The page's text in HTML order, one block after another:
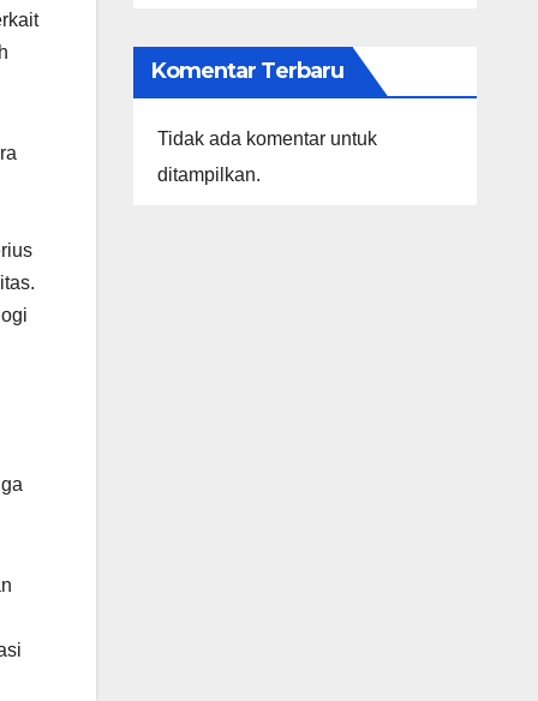
Komentar Terbaru
Tidak ada komentar untuk
ditampilkan.